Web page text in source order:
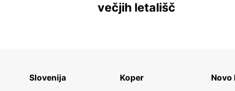
večjih letališč
Slovenija
Koper
Novo